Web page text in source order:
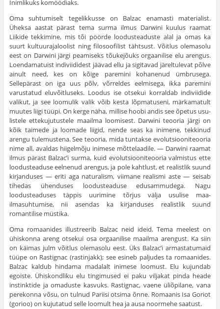
Inimlikuks komöödiaks.
Oma suhtumiselt tegelikkusse on Balzac enamasti materialist.
Üheksa aastat pärast tema surma ilmus Darwini kuulus raamat
Liikide tekkimine, mis tõi pöörde loodusteaduste alal ja omas ka
suurt kultuurajaloolist ning filosoofilist tähtsust. Võitlus olemasolu
eest on Darwini järgi peamiseks tõukejõuks orgaanilise elu arengus.
Loendamatuist indiviididest jäävad ellu ja sigitavad järeltulevat põlve
ainult need, kes on kõige paremini kohanenud ümbrusega.
Sellepärast on iga uus põlv, võrreldes eelmi­sega, ikka paremini
varustatud eluvõitluseks. Loodus ise otsekui korraldab indiviidide
valikut, ja see loomulik valik võib kesta lõpmatuseni, märkamatult
muutes liigi tüüpi. On kerge näha, millise hoobi andis see õpetus usu­
listele ettekujutustele maailma loomisest. Darwini teooria järgi on
kõik taimede ja loomade liigid, nende seas ka ini­mene, tekkinud
arengu tulemustena. See teooria, mida tun­takse evolutsiooniteooria
nime all, avaldas hiigelmõju ini­mese mõttelaadile. — Darwini raamat
ilmus pärast Balzac’i surma, kuid evolutsiooniteooria valmistus ette
loodustea­duse eelnenud arengus, ja pole kahtlust, et realistlik suund
kirjanduses — eriti aga naturalism, viimane realismi aste — seisab
tihedas ühenduses loodusteaduse edusammudega. Nagu
loodusteaduses täppis uurimine tõrjus välja usulise maa­
ilmasuhtumise, nii asendas ka kirjanduses realistlik suund
romantilise müstika.
Oma romaanides illustreerib Balzac neid ideid. Tema meelest on
ühiskonna areng otsekui osa orgaa­nilise maailma arengust. Ka siin
on käimas julm võit­lus olemasolu eest. Üks Balzac’i armastatumaid
tüüpe on Rastignac (rastinjakk); see esineb paljudes ta romaanides.
Balzac kaldub hindama madalalt inimese loomust. Elu kujundab
egoiste. Ühiskondliku elu tingimused ei paku viljakat pinda heade
instinktide ja omaduste kasvuks. Rastignac, vaene üliõpilane, vana
perekonna võsu, on tulnud Pariisi otsima õnne. Romaanis Isa Goriot
(gorioo) on kujutatud selle loomult hea ja ausa noormehe saatust.